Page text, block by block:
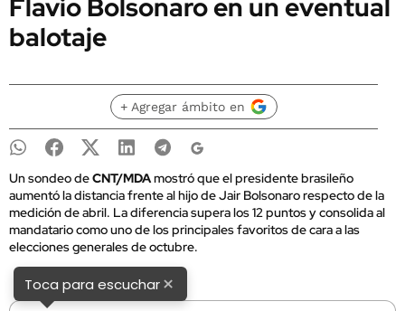
Flavio Bolsonaro en un eventual
balotaje
+ Agregar ámbito en
Un sondeo deCNT/MDAmostró que el presidente brasileño
aumentó la distancia frente al hijo de Jair Bolsonaro respecto de la
medición de abril. La diferencia supera los 12 puntos y consolida al
mandatario como uno de los principales favoritos de cara a las
elecciones generales de octubre.
Toca para escuchar×